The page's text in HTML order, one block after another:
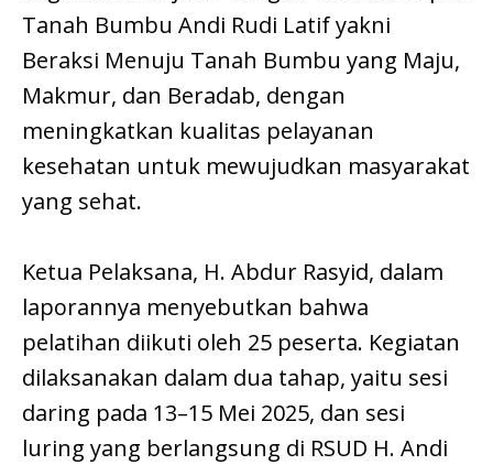
Tanah Bumbu Andi Rudi Latif yakni
Beraksi Menuju Tanah Bumbu yang Maju,
Makmur, dan Beradab, dengan
meningkatkan kualitas pelayanan
kesehatan untuk mewujudkan masyarakat
yang sehat.
Ketua Pelaksana, H. Abdur Rasyid, dalam
laporannya menyebutkan bahwa
pelatihan diikuti oleh 25 peserta. Kegiatan
dilaksanakan dalam dua tahap, yaitu sesi
daring pada 13–15 Mei 2025, dan sesi
luring yang berlangsung di RSUD H. Andi